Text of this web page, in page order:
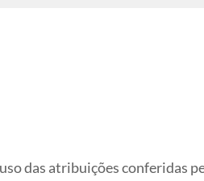
das atribuições conferidas